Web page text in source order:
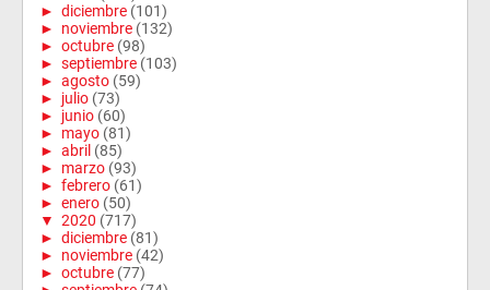
► diciembre (101)
► noviembre (132)
► octubre (98)
► septiembre (103)
► agosto (59)
► julio (73)
► junio (60)
► mayo (81)
► abril (85)
► marzo (93)
► febrero (61)
► enero (50)
▼ 2020 (717)
► diciembre (81)
► noviembre (42)
► octubre (77)